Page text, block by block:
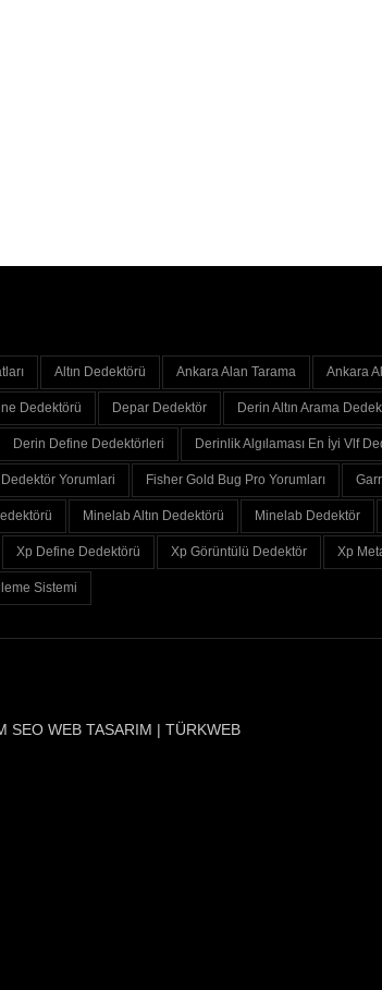
Altın Dedektörü Ankara Alan Tarama Ankara
Dedektörü Depar Dedektör Derin Altın Arama
Derin Define Dedektörleri Derinlik Algılaması En İyi Vlf
Yorumlari Fisher Gold Bug Pro Yorumları
Minelab Altın Dedektörü Minelab Dedektör
Xp Define Dedektörü Xp Görüntülü Dedektör Xp
Sistemi
SEO WEB TASARIM | TÜRKWEB